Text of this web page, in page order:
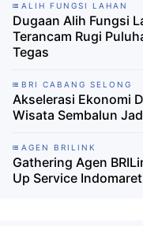
ALIH FUNGSI LAHAN
Dugaan Alih Fungsi
Terancam Rugi
Tegas
BRI CABANG SELONG
Akselerasi Ekonomi
Wisata Sembalun
AGEN BRILINK
Gathering Agen
Up Service